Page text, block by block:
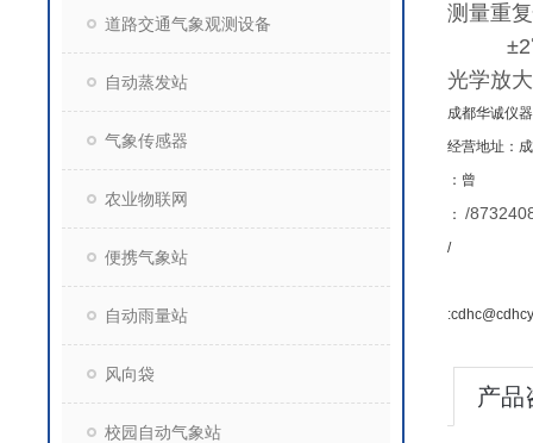
道路交通气象观测设备
自动蒸发站
气象传感器
农业物联网
便携气象站
自动雨量站
风向袋
校园自动气象站
测量重
±2℃
光学放
成都华诚仪
经营地址：
： 曾
： /
/
产品